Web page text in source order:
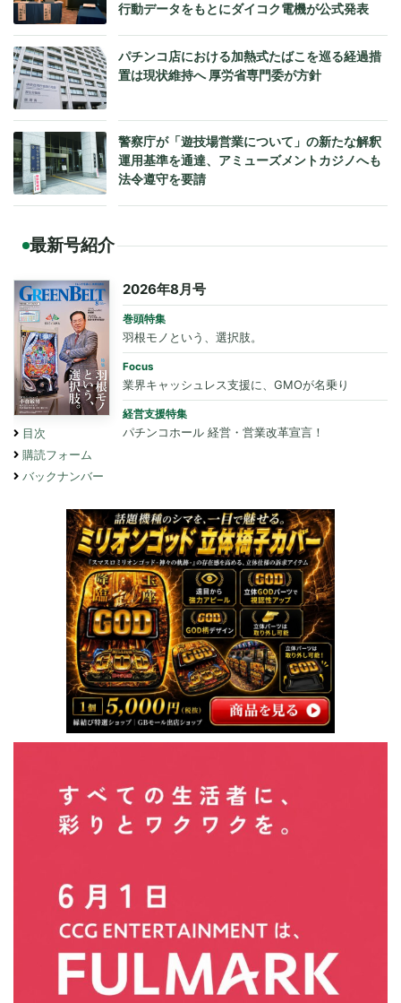
行動データをもとにダイコク電機が公式発表
パチンコ店における加熱式たばこを巡る経過措
置は現状維持へ 厚労省専門委が方針
警察庁が「遊技場営業について」の新たな解釈
運用基準を通達、アミューズメントカジノへも
法令遵守を要請
最新号紹介
目次
購読フォーム
バックナンバー
2026年8月号
巻頭特集
羽根モノという、選択肢。
Focus
業界キャッシュレス支援に、GMOが名乗り
経営支援特集
パチンコホール 経営・営業改革宣言！